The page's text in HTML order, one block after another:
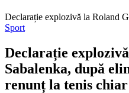
Declarație explozivă la Roland
Sport
Declarație
Sabalenka, după
renunț la tenis